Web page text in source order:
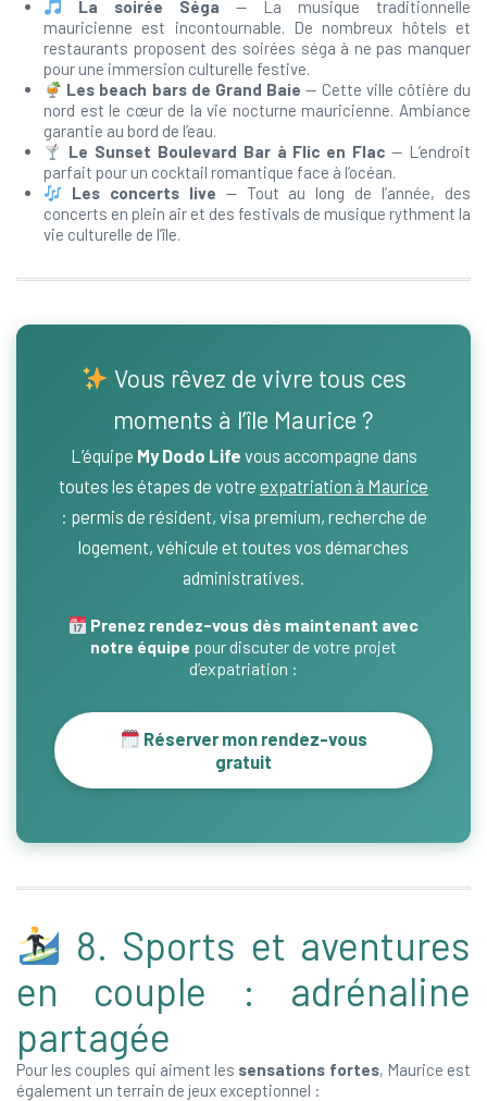
La soirée Séga — La musique traditionnelle
mauricienne est incontournable. De nombreux hôtels et
restaurants proposent des soirées séga à ne pas manquer
pour une immersion culturelle festive.
Les beach bars de Grand Baie — Cette ville côtière du
nord est le cœur de la vie nocturne mauricienne. Ambiance
garantie au bord de l’eau.
Le Sunset Boulevard Bar à Flic en Flac — L’endroit
parfait pour un cocktail romantique face à l’océan.
Les concerts live — Tout au long de l’année, des
concerts en plein air et des festivals de musique rythment la
vie culturelle de l’île.
Vous rêvez de vivre tous ces
moments à l’île Maurice ?
L’équipe My Dodo Life vous accompagne dans
toutes les étapes de votre expatriation à Maurice
: permis de résident, visa premium, recherche de
logement, véhicule et toutes vos démarches
administratives.
Prenez rendez-vous dès maintenant avec
notre équipe pour discuter de votre projet
d’expatriation :
Réserver mon rendez-vous
gratuit
8. Sports et aventures
en couple : adrénaline
partagée
Pour les couples qui aiment les sensations fortes, Maurice est
également un terrain de jeux exceptionnel :